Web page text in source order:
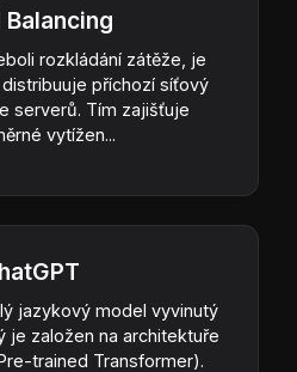
Balancing
rozkládání zátěže, je
příchozí síťový
serverů. Tím zajišťuje
vytížen...
jazykový model vyvinutý
je založen na architektuře
trained Transformer).